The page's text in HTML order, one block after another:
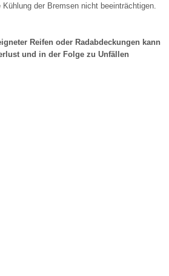
der Bremsen nicht beeinträchtigen.
Reifen oder Radabdeckungen kann
und in der Folge zu Unfällen